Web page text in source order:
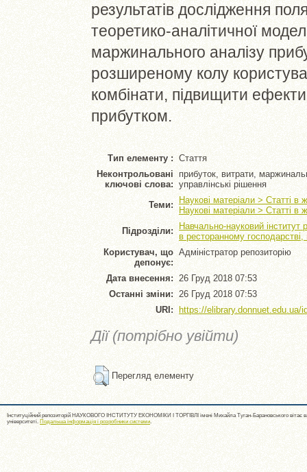
результатів дослідження
теоретико-аналітичної
маржинального аналізу
розширеному колу
комбінати, підвищити
прибутком.
Тип елементу : Стаття
Неконтрольовані
ключові слова:
прибуток, витрати,
управлінські рішення
Теми:
Наукові матеріали > Статті в
Наукові матеріали > Статті в
Підрозділи:
Навчально-науковий інститут
в ресторанному
Користувач, що
депонує:
Адміністратор репозиторію
Дата внесення: 26 Груд 2018 07:53
Останні зміни: 26 Груд 2018 07:53
URI:
https://elibrary.donnuet.edu.ua/
Дії (потрібно увійти)
Перегляд елементу
Інституційний репозиторій НАУКОВОГО ІНСТИТУТУ ЕКОНОМІКИ І ТОРГІВЛІ імені Михайла Туган-Барановського вітає
університеті. Подальша інформація і розробники системи